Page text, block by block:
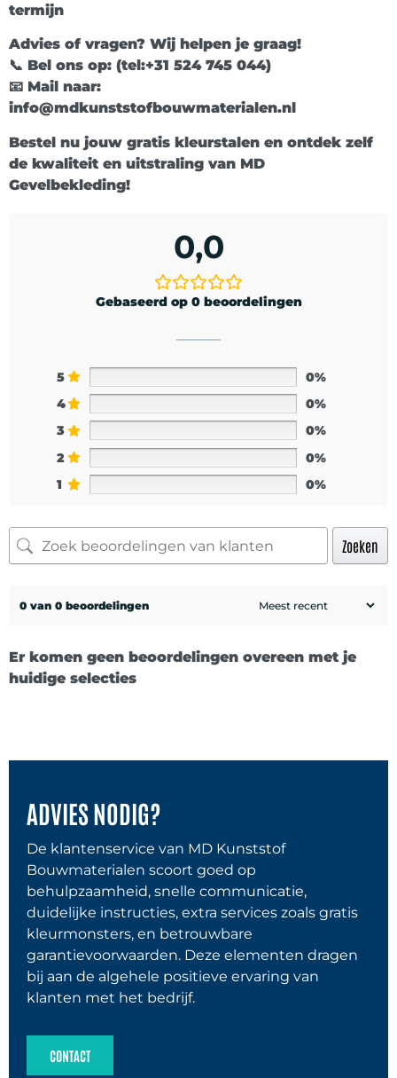
termijn
Advies of vragen? Wij helpen je graag!
📞 Bel ons op: (tel:+31 524 745 044)
📧 Mail naar:
info@mdkunststofbouwmaterialen.nl
Bestel nu jouw gratis kleurstalen en ontdek zelf
de kwaliteit en uitstraling van MD
Gevelbekleding!
0,0
Gebaseerd op 0 beoordelingen
5
0%
4
0%
3
0%
2
0%
1
0%
Zoeken
0 van 0 beoordelingen
Er komen geen beoordelingen overeen met je
huidige selecties
ADVIES NODIG?
De klantenservice van MD Kunststof
Bouwmaterialen scoort goed op
behulpzaamheid, snelle communicatie,
duidelijke instructies, extra services zoals gratis
kleurmonsters, en betrouwbare
garantievoorwaarden. Deze elementen dragen
bij aan de algehele positieve ervaring van
klanten met het bedrijf.
CONTACT